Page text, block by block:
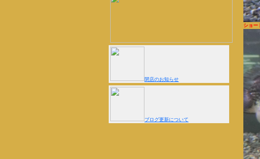
閉店のお知らせ
ブログ更新について
ショー